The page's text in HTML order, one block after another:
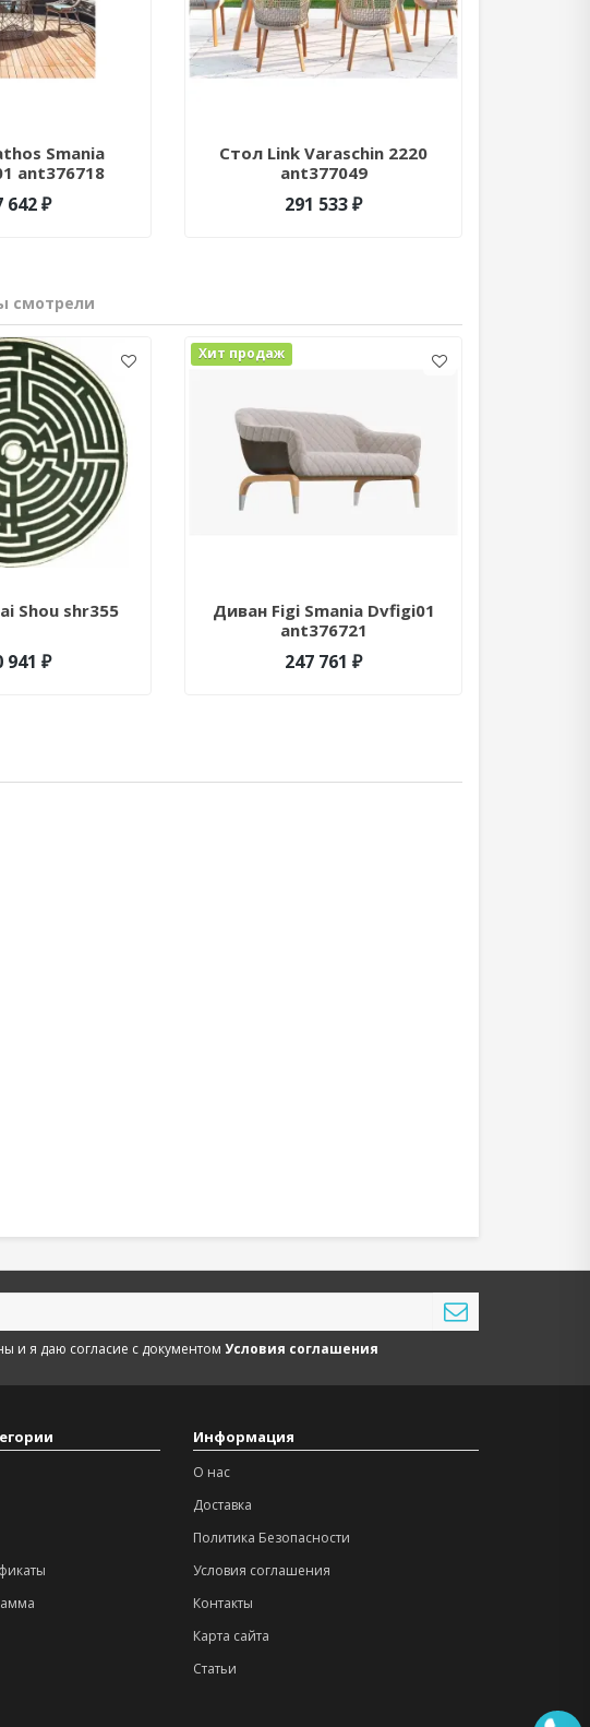
Smania
ant376718
642 ₽
Стол Link Varaschin 2220
ant377049
291 533 ₽
смотрели
Shou shr355
941 ₽
Хит продаж
Диван Figi Smania Dvfigi01
ant376721
247 761 ₽
и я даю согласие с документом Условия соглашения
Информация
О нас
Доставка
Политика Безопасности
Условия соглашения
Контакты
Карта сайта
Статьи